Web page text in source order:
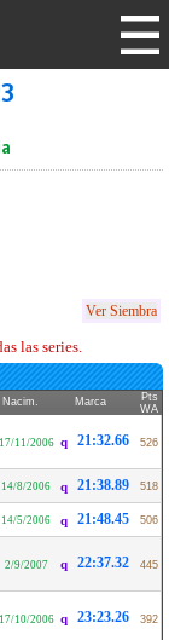
Ver Siembra
las series.
Nacim. Marca
Pts
WA
17/11/2006 q 21:32.66 526
14/8/2006 q 21:38.89 518
14/5/2006 q 21:48.45 506
2/9/2007 q 22:37.32 445
17/10/2006 q 23:23.26 392